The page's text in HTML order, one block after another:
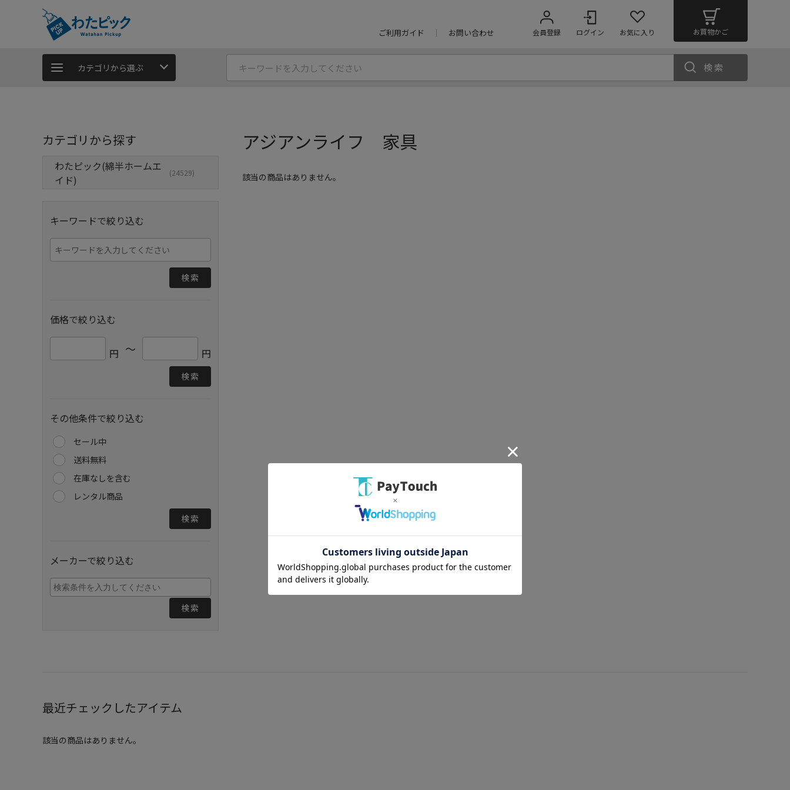
ご利用ガイド お問い合わせ 会員登録 ログイン お気に入り お買物かご
カテゴリから選ぶ 検索
カテゴリから探す
わたピック(綿半ホームエ
イド)
(24529)
キーワードで絞り込む
検索
価格で絞り込む
円 ～ 円
検索
その他条件で絞り込む
セール中
送料無料
在庫なしを含む
レンタル商品
検索
メーカーで絞り込む
検索
アジアンライフ 家具
該当の商品はありません。
最近チェックしたアイテム
該当の商品はありません。